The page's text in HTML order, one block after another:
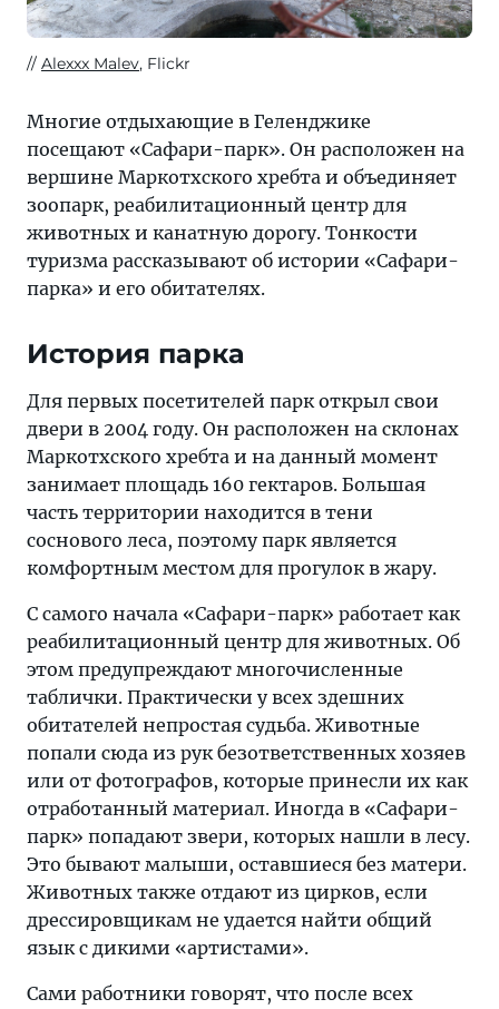
Alexxx Malev, Flickr
Многие отдыхающие в Геленджике
посещают «Сафари-парк». Он расположен на
вершине Маркотхского хребта и объединяет
зоопарк, реабилитационный центр для
животных и канатную дорогу. Тонкости
туризма рассказывают об истории «Сафари-
парка» и его обитателях.
История парка
Для первых посетителей парк открыл свои
двери в 2004 году. Он расположен на склонах
Маркотхского хребта и на данный момент
занимает площадь 160 гектаров. Большая
часть территории находится в тени
соснового леса, поэтому парк является
комфортным местом для прогулок в жару.
С самого начала «Сафари-парк» работает как
реабилитационный центр для животных. Об
этом предупреждают многочисленные
таблички. Практически у всех здешних
обитателей непростая судьба. Животные
попали сюда из рук безответственных хозяев
или от фотографов, которые принесли их как
отработанный материал. Иногда в «Сафари-
парк» попадают звери, которых нашли в лесу.
Это бывают малыши, оставшиеся без матери.
Животных также отдают из цирков, если
дрессировщикам не удается найти общий
язык с дикими «артистами».
Сами работники говорят, что после всех